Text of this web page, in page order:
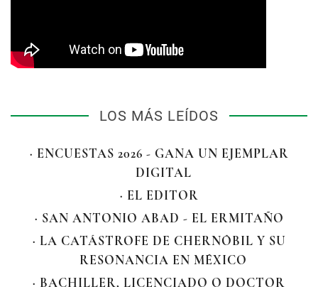
LOS MÁS LEÍDOS
· ENCUESTAS 2026 - GANA UN EJEMPLAR
DIGITAL
· EL EDITOR
· SAN ANTONIO ABAD - EL ERMITAÑO
· LA CATÁSTROFE DE CHERNÓBIL Y SU
RESONANCIA EN MÉXICO
· BACHILLER, LICENCIADO O DOCTOR